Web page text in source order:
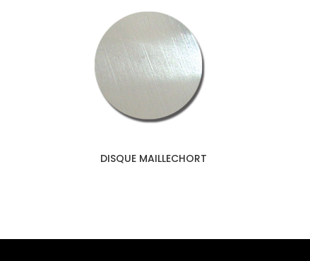
DISQUE MAILLECHORT